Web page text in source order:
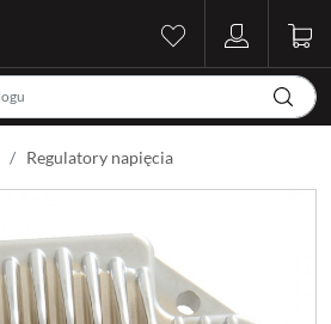
Regulatory napięcia